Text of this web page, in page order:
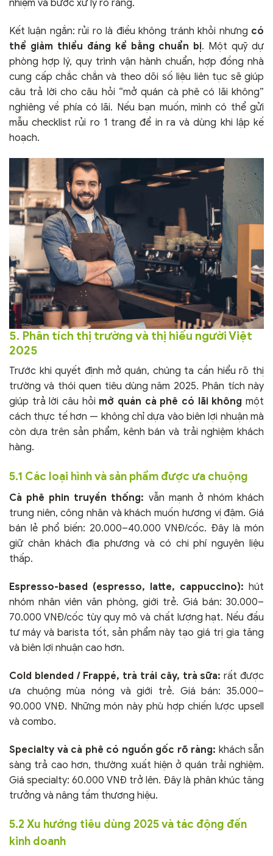
nhiệm và bước xử lý rõ ràng.
Kết luận ngắn: rủi ro là điều không tránh khỏi nhưng có
thể giảm thiểu đáng kể bằng chuẩn bị. Một quỹ dự
phòng hợp lý, quy trình vận hành chuẩn, hợp đồng nhà
cung cấp chắc chắn và theo dõi số liệu liên tục sẽ giúp
câu trả lời cho câu hỏi “mở quán cà phê có lãi không”
nghiêng về phía có lãi. Nếu bạn muốn, mình có thể gửi
mẫu checklist rủi ro 1 trang để in ra và dùng khi lập kế
hoạch.
5. Phân tích thị trường và thị hiếu người Việt
2025
Trước khi quyết định mở quán, chúng ta cần hiểu rõ thị
trường và thói quen tiêu dùng năm 2025. Phân tích này
giúp trả lời câu hỏi mở quán cà phê có lãi không một
cách thực tế hơn — không chỉ dựa vào biên lợi nhuận mà
còn dựa trên sản phẩm, kênh bán và trải nghiệm khách
hàng.
5.1 Các loại hình và sản phẩm được ưa chuộng
Cà phê phin truyền thống: vẫn mạnh ở nhóm khách
trung niên, công nhân và khách muốn hương vị đậm. Giá
bán lẻ phổ biến: 20.000–40.000 VNĐ/cốc. Đây là món
giữ chân khách địa phương và có chi phí nguyên liệu
thấp.
Espresso-based (espresso, latte, cappuccino): hút
nhóm nhân viên văn phòng, giới trẻ. Giá bán: 30.000–
70.000 VNĐ/cốc tùy quy mô và chất lượng hạt. Nếu đầu
tư máy và barista tốt, sản phẩm này tạo giá trị gia tăng
và biên lợi nhuận cao hơn.
Cold blended / Frappé, trà trái cây, trà sữa: rất được
ưa chuộng mùa nóng và giới trẻ. Giá bán: 35.000–
90.000 VNĐ. Những món này phù hợp chiến lược upsell
và combo.
Specialty và cà phê có nguồn gốc rõ ràng: khách sẵn
sàng trả cao hơn, thường xuất hiện ở quán trải nghiệm.
Giá specialty: 60.000 VNĐ trở lên. Đây là phân khúc tăng
trưởng và nâng tầm thương hiệu.
5.2 Xu hướng tiêu dùng 2025 và tác động đến
kinh doanh